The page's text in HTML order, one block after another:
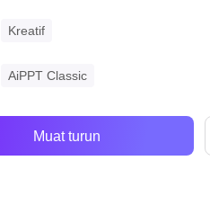
Kreatif
AiPPT Classic
Muat turun